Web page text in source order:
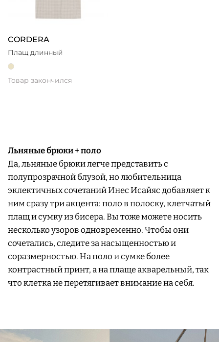
CORDERA
Плащ длинный
Товар закончился
Льняные брюки + поло
Да, льняные брюки легче представить с
полупрозрачной блузой, но любительница
эклектичных сочетаний Инес Исайяс добавляет к
ним сразу три акцента: поло в полоску, клетчатый
плащ и сумку из бисера. Вы тоже можете носить
несколько узоров одновременно. Чтобы они
сочетались, следите за насыщенностью и
соразмерностью. На поло и сумке более
контрастный принт, а на плаще акварельный, так
что клетка не перетягивает внимание на себя.